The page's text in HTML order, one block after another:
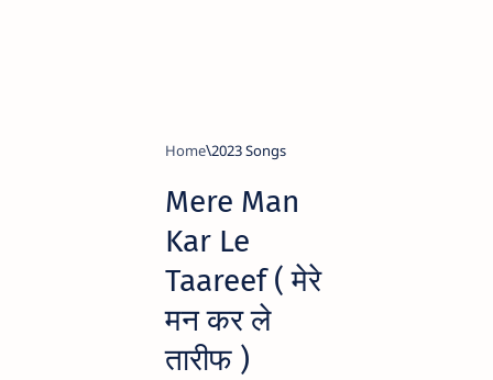
Home 2023 Songs
Mere Man
Kar Le
Taareef ( मेरे
मन कर ले
तारीफ )